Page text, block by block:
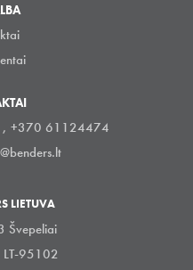
+370 61124474
LIETUVA
Švepeliai
LT-95102